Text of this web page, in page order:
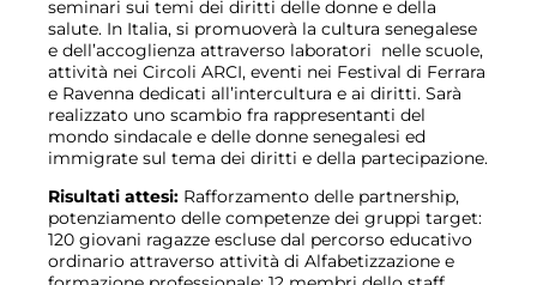
seminari sui temi dei diritti delle donne e della
salute. In Italia, si promuoverà la cultura senegalese
e dell’accoglienza attraverso laboratori nelle scuole,
attività nei Circoli ARCI, eventi nei Festival di Ferrara
e Ravenna dedicati all’intercultura e ai diritti. Sarà
realizzato uno scambio fra rappresentanti del
mondo sindacale e delle donne senegalesi ed
immigrate sul tema dei diritti e della partecipazione.
Risultati attesi: Rafforzamento delle partnership,
potenziamento delle competenze dei gruppi target:
120 giovani ragazze escluse dal percorso educativo
ordinario attraverso attività di Alfabetizzazione e